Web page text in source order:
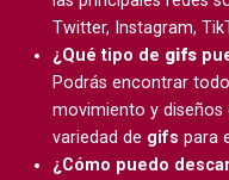
Twitter, Instagram,
¿Qué tipo de gifs
Podrás encontrar
movimiento y diseños
variedad de gifs para
¿Cómo puedo